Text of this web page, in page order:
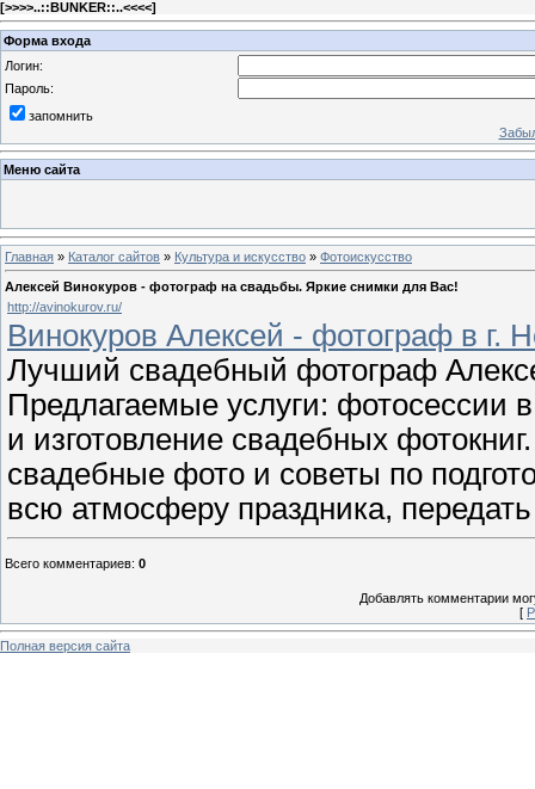
[>>>>..::BUNKER::..<<<<]
Форма входа
Логин:
Пароль:
запомнить
Меню сайта
Главная » Каталог сайтов » Культура и искусство » Фотоискусство
Алексей Винокуров - фотограф на свадьбы. Яркие снимки для Вас!
http://avinokurov.ru/
Винокуров Алексей - фотограф в
Лучший свадебный фотограф
Предлагаемые услуги: фотосессии
и изготовление свадебных
свадебные фото и советы по
всю атмосферу праздника,
Всего комментариев: 0
Добавлять комментарии
[
Полная версия сайта